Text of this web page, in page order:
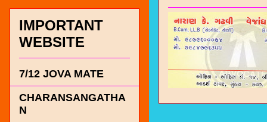
IMPORTANT
WEBSITE
7/12 JOVA MATE
CHARANSANGATHA
N